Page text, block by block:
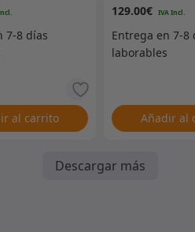
al carrito
129.00€
Añadir al
Descargar más